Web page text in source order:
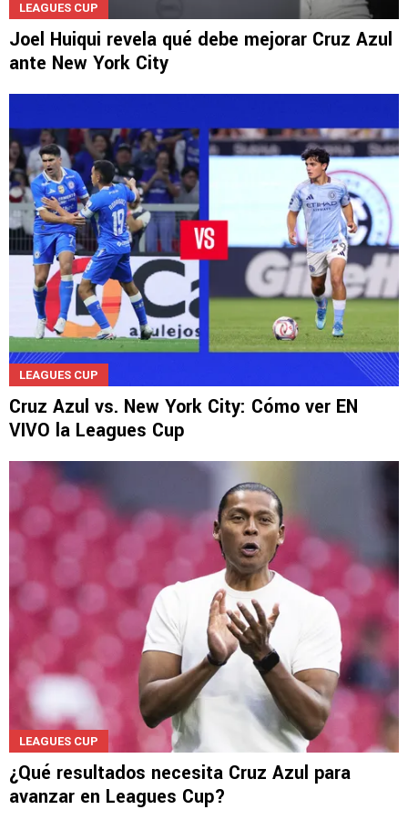
Joel Huiqui revela qué debe mejorar Cruz Azul
ante New York City
Cruz Azul vs. New York City: Cómo ver EN
VIVO la Leagues Cup